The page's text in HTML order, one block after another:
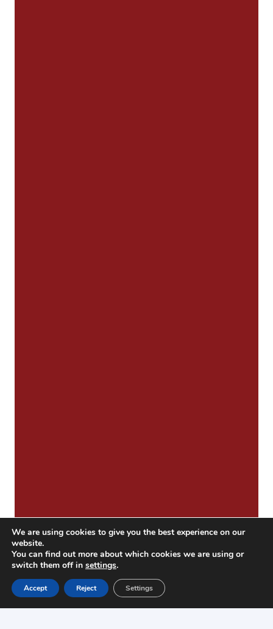
We are using cookies to give you the best experience on our
website.
You can find out more about which cookies we are using or
switch them off in settings.
Accept Reject Settings